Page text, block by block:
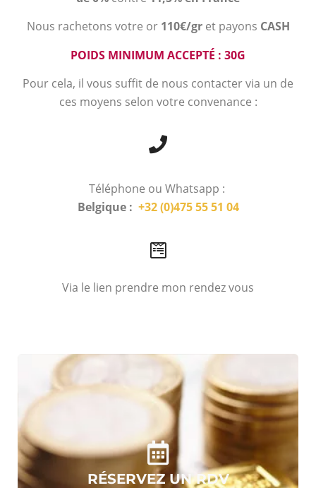
Nous rachetons votre or 110€/gr et payons CASH
POIDS MINIMUM ACCEPTÉ : 30G
Pour cela, il vous suffit de nous contacter via un de
ces moyens selon votre convenance :
Téléphone ou Whatsapp :
Belgique : +32 (0)475 55 51 04
Via le lien prendre mon rendez vous
RÉSERVEZ UN RDV